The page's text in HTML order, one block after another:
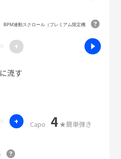
BPM連動スクロール（プレミアム限定機
+
流す
+ Capo 4 ★簡単弾き